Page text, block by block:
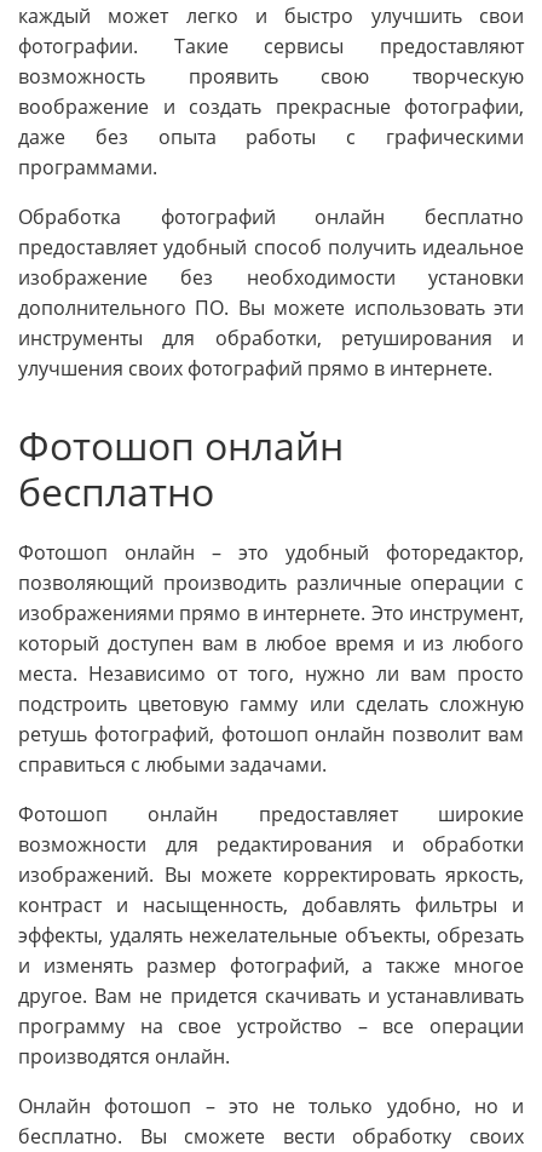
каждый может легко и быстро улучшить свои
фотографии. Такие сервисы предоставляют
возможность проявить свою творческую
воображение и создать прекрасные фотографии,
даже без опыта работы с графическими
программами.
Обработка фотографий онлайн бесплатно
предоставляет удобный способ получить идеальное
изображение без необходимости установки
дополнительного ПО. Вы можете использовать эти
инструменты для обработки, ретуширования и
улучшения своих фотографий прямо в интернете.
Фотошоп онлайн
бесплатно
Фотошоп онлайн – это удобный фоторедактор,
позволяющий производить различные операции с
изображениями прямо в интернете. Это инструмент,
который доступен вам в любое время и из любого
места. Независимо от того, нужно ли вам просто
подстроить цветовую гамму или сделать сложную
ретушь фотографий, фотошоп онлайн позволит вам
справиться с любыми задачами.
Фотошоп онлайн предоставляет широкие
возможности для редактирования и обработки
изображений. Вы можете корректировать яркость,
контраст и насыщенность, добавлять фильтры и
эффекты, удалять нежелательные объекты, обрезать
и изменять размер фотографий, а также многое
другое. Вам не придется скачивать и устанавливать
программу на свое устройство – все операции
производятся онлайн.
Онлайн фотошоп – это не только удобно, но и
бесплатно. Вы сможете вести обработку своих